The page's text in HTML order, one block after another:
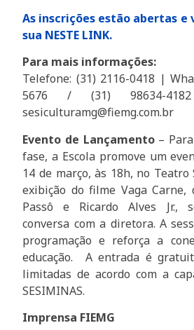
As inscrições estão abertas e
sua NESTE LINK.
Para mais informações:
Telefone: (31) 2116-0418 |
5676 / (31) 98634-
sesiculturamg@fiemg.com.br
Evento de Lançamento– Para
fase, a Escola promove um
14 de março, às 18h, no Teatro
exibição do filme Vaga Carne,
Passô e Ricardo Alves Jr.,
conversa com a diretora. A
programação e reforça a
educação. A entrada é
limitadas de acordo com a
SESIMINAS.
Imprensa FIEMG